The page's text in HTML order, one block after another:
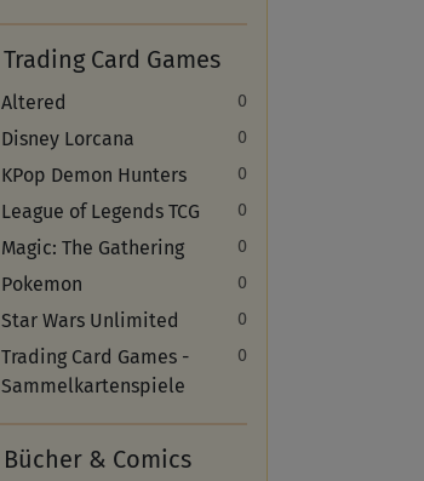
Trading Card Games
Altered 0
Disney Lorcana 0
KPop Demon Hunters 0
League of Legends TCG 0
Magic: The Gathering 0
Pokemon 0
Star Wars Unlimited 0
Trading Card Games -
Sammelkartenspiele
0
Bücher & Comics